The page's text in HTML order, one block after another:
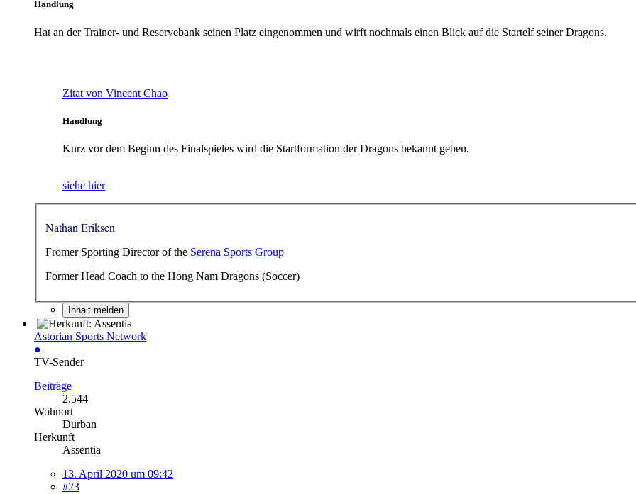
Handlung
Hat an der Trainer- und Reservebank seinen Platz eingenommen und wirft nochmals einen Blick auf die Startelf seiner Dragons.
Zitat von Vincent Chao
Handlung
Kurz vor dem Beginn des Finalspieles wird die Startformation der Dragons bekannt geben.
siehe hier
Nathan Eriksen
Fromer Sporting Director of the Serena Sports Group
Former Head Coach to the Hong Nam Dragons (Soccer)
Inhalt melden
Astorian Sports Network
●
TV-Sender
Beiträge
2.544
Wohnort
Durban
Herkunft
Assentia
13. April 2020 um 09:42
#23